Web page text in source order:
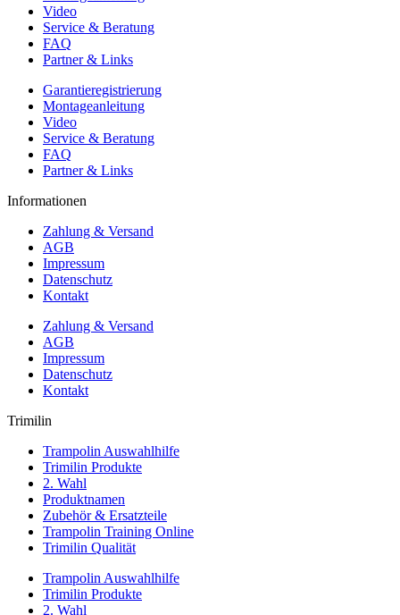
Video
Service & Beratung
FAQ
Partner & Links
Garantieregistrierung
Montageanleitung
Video
Service & Beratung
FAQ
Partner & Links
Informationen
Zahlung & Versand
AGB
Impressum
Datenschutz
Kontakt
Zahlung & Versand
AGB
Impressum
Datenschutz
Kontakt
Trimilin
Trampolin Auswahlhilfe
Trimilin Produkte
2. Wahl
Produktnamen
Zubehör & Ersatzteile
Trampolin Training Online
Trimilin Qualität
Trampolin Auswahlhilfe
Trimilin Produkte
2. Wahl